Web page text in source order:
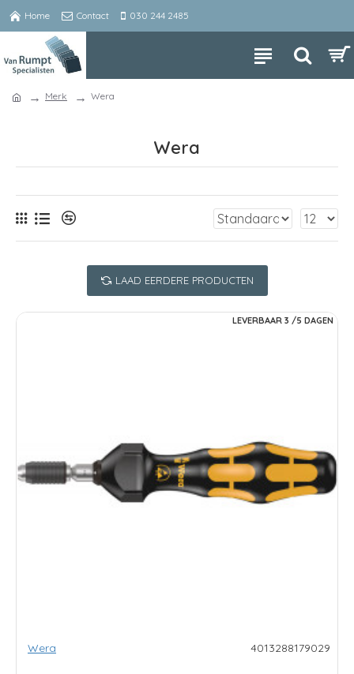
Home Contact 030 244 2485
Merk Wera
Wera
LAAD EERDERE PRODUCTEN
LEVERBAAR 3 /5 DAGEN
Wera 4013288179029